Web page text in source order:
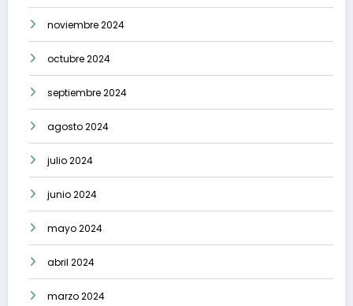
noviembre 2024
octubre 2024
septiembre 2024
agosto 2024
julio 2024
junio 2024
mayo 2024
abril 2024
marzo 2024